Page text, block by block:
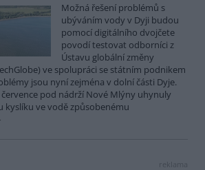
Možná řešení problémů s
ubýváním vody v Dyji budou
pomocí digitálního dvojčete
povodí testovat odborníci z
Ústavu globální změny
ve spolupráci se státním podnikem
jsou nyní zejména v dolní části Dyje.
pod nádrží Nové Mlýny uhynuly
kyslíku ve vodě způsobenému
reklama